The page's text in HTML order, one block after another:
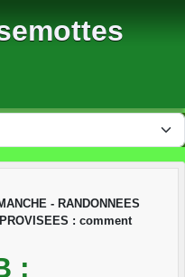
- RANDONNEES
: comment
: